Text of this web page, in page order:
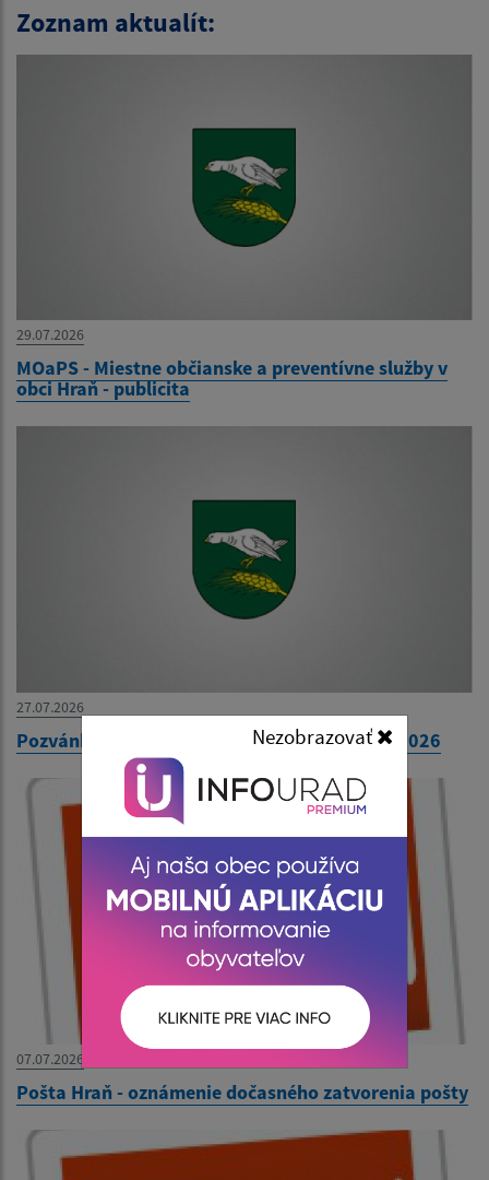
Zoznam aktualít:
29.07.2026
MOaPS - Miestne občianske a preventívne služby v
obci Hraň - publicita
27.07.2026
Pozvánka na 31. zasadnutie OZ dňa 30. júla 2026
07.07.2026
Pošta Hraň - oznámenie dočasného zatvorenia pošty
Nezobrazovať